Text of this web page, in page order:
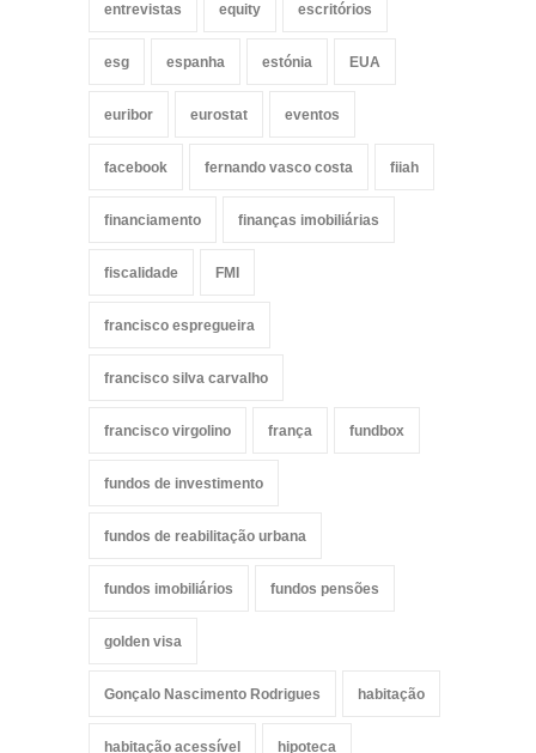
entrevistas equity escritórios
esg espanha estónia EUA
euribor eurostat eventos
facebook fernando vasco costa fiiah
financiamento finanças imobiliárias
fiscalidade FMI
francisco espregueira
francisco silva carvalho
francisco virgolino frança fundbox
fundos de investimento
fundos de reabilitação urbana
fundos imobiliários fundos pensões
golden visa
Gonçalo Nascimento Rodrigues habitação
habitação acessível hipoteca